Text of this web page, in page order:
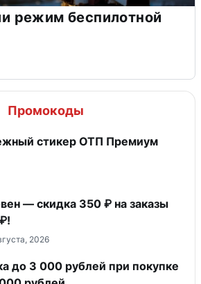
режим беспилотной
Промокоды
стикер ОТП Премиум
— скидка 350 ₽ на заказы
2026
3 000 рублей при покупке